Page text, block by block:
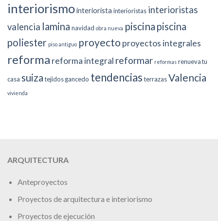
interiorismointeriorista interioristas interioristas
valencia lamina navidad obra nueva piscina piscina
poliester piso antiguo proyecto proyectos integrales
reforma reforma integral reformar reformas renueva tu
casa suiza tejidos gancedo tendencias terrazasValencia
vivienda
ARQUITECTURA
Anteproyectos
Proyectos de arquitectura e interiorismo
Proyectos de ejecución